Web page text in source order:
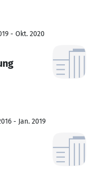
- Okt. 2020
- Jan. 2019